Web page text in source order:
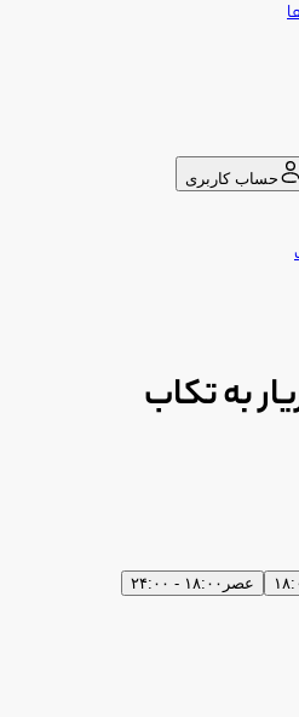
حساب کاربری
به تکاب
عصر ۱۸:۰۰ - ۲۴:۰۰